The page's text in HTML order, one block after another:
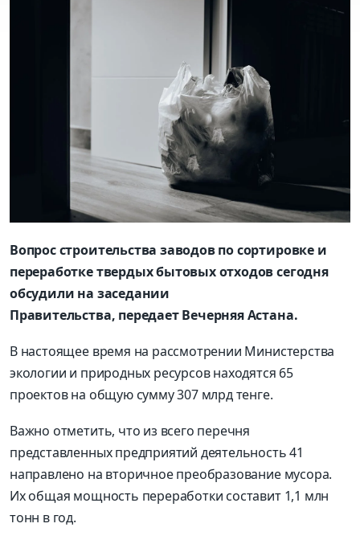
Вопрос строительства заводов по сортировке и
переработке твердых бытовых отходов сегодня
обсудили на заседании
Правительства, передает Вечерняя Астана.
В настоящее время на рассмотрении Министерства
экологии и природных ресурсов находятся 65
проектов на общую сумму 307 млрд тенге.
Важно отметить, что из всего перечня
представленных предприятий деятельность 41
направлено на вторичное преобразование мусора.
Их общая мощность переработки составит 1,1 млн
тонн в год.